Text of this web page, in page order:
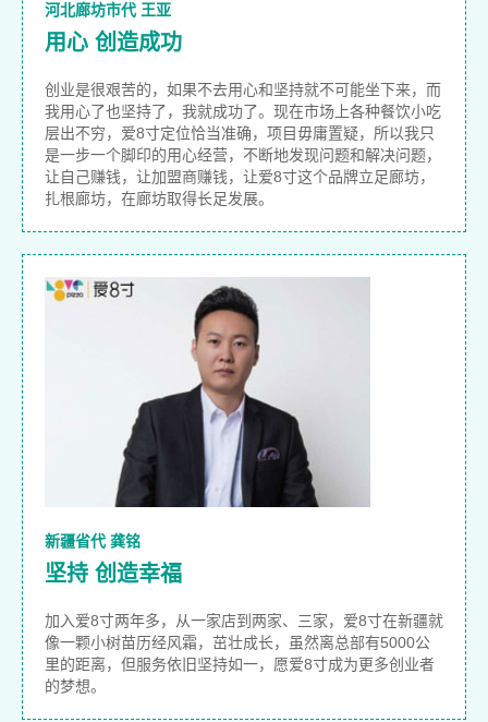
河北廊坊市代 王亚
用心 创造成功
创业是很艰苦的，如果不去用心和坚持就不可能坐下来，而
我用心了也坚持了，我就成功了。现在市场上各种餐饮小吃
层出不穷，爱8寸定位恰当准确，项目毋庸置疑，所以我只
是一步一个脚印的用心经营，不断地发现问题和解决问题，
让自己赚钱，让加盟商赚钱，让爱8寸这个品牌立足廊坊，
扎根廊坊，在廊坊取得长足发展。
新疆省代 龚铭
坚持 创造幸福
加入爱8寸两年多，从一家店到两家、三家，爱8寸在新疆就
像一颗小树苗历经风霜，茁壮成长，虽然离总部有5000公
里的距离，但服务依旧坚持如一，愿爱8寸成为更多创业者
的梦想。